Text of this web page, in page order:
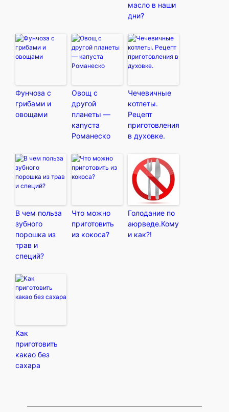
масло в наши
дни?
Фунчоза с
грибами и
овощами
Овощ с
другой
планеты —
капуста
Романеско
Чечевичные
котлеты.
Рецепт
приготовления
в духовке.
В чем польза
зубного
порошка из
трав и
специй?
Что можно
приготовить
из кокоса?
Голодание по
аюрведе.Кому
и как?!
Как
приготовить
какао без
сахара